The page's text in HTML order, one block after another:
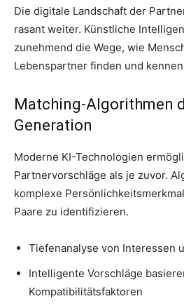
Die digitale Landschaft der
rasant weiter. Künstliche
zunehmend die Wege, wie
Lebenspartner finden und
Matching-Algorithmen
Generation
Moderne KI-Technologien
Partnervorschläge als je zuvor.
komplexe
Paare zu identifizieren.
Tiefenanalyse von Interessen
Intelligente Vorschläge
Kompatibilitätsfaktoren